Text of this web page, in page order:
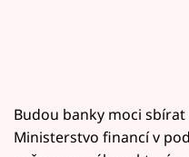
Budou banky moci
Ministerstvo financí v